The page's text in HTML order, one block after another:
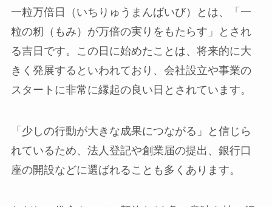
一粒万倍日（いちりゅうまんばいび）とは、「一
粒の籾（もみ）が万倍の実りをもたらす」とされ
る吉日です。この日に始めたことは、将来的に大
きく発展するといわれており、会社設立や事業の
スタートに非常に縁起の良い日とされています。
「少しの行動が大きな成果につながる」と信じら
れているため、法人登記や創業届の提出、銀行口
座の開設などに選ばれることも多くあります。